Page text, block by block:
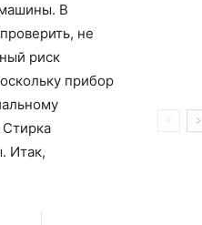
В
не
риск
прибор
Итак,